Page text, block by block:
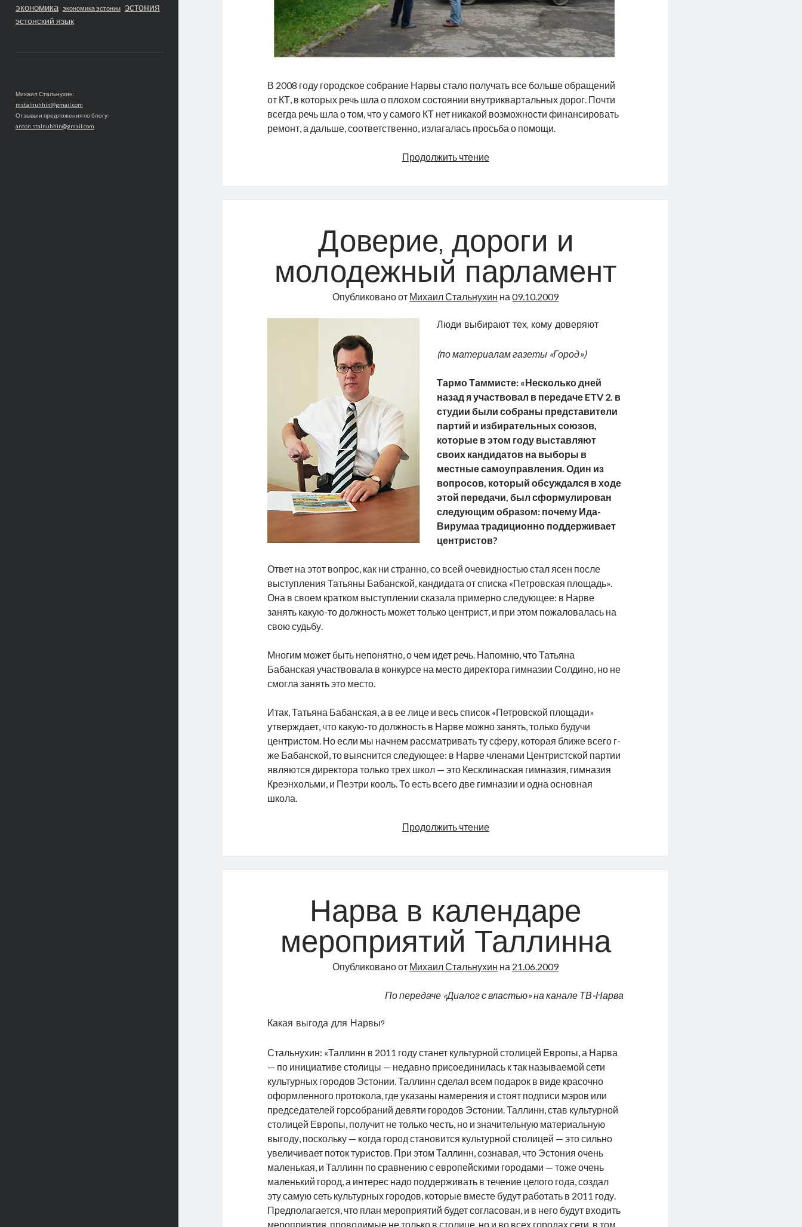
экономика экономика эстонии эстония
эстонский язык
Михаил Стальнухин:
mstalnuhhin@gmail.com
Отзывы и предложения по блогу:
anton.stalnuhhin@gmail.com
В 2008 году городское собрание Нарвы стало получать все больше обращений
от КТ, в которых речь шла о плохом состоянии внутриквартальных дорог. Почти
всегда речь шла о том, что у самого КТ нет никакой возможности финансировать
ремонт, а дальше, соответственно, излагалась просьба о помощи.
Продолжить чтениеЕще
Доверие, дороги и
молодежный парламент
Опубликовано от Михаил Стальнухин на09.10.2009
Люди выбирают тех, кому доверяют
(по материалам газеты «Город»)
Тармо Таммисте: «Несколько дней
назад я участвовал в передаче ETV 2. в
студии были собраны представители
партий и избирательных союзов,
которые в этом году выставляют
своих кандидатов на выборы в
местные самоуправления. Один из
вопросов, который обсуждался в ходе
этой передачи, был сформулирован
следующим образом: почему Ида-
Вирумаа традиционно поддерживает
центристов?
Ответ на этот вопрос, как ни странно, со всей очевидностью стал ясен после
выступления Татьяны Бабанской, кандидата от списка «Петровская площадь».
Она в своем кратком выступлении сказала примерно следующее: в Нарве
занять какую-то должность может только центрист, и при этом пожаловалась на
свою судьбу.
Многим может быть непонятно, о чем идет речь. Напомню, что Татьяна
Бабанская участвовала в конкурсе на место директора гимназии Солдино, но не
смогла занять это место.
Итак, Татьяна Бабанская, а в ее лице и весь список «Петровской площади»
утверждает, что какую-то должность в Нарве можно занять, только будучи
центристом. Но если мы начнем рассматривать ту сферу, которая ближе всего г-
же Бабанской, то выяснится следующее: в Нарве членами Центристской партии
являются директора только трех школ — это Кесклинаская гимназия, гимназия
Креэнхольми, и Пеэтри кооль. То есть всего две гимназии и одна основная
школа.
Продолжить чтениеДоверие,
Нарва в календаре
мероприятий Таллинна
Опубликовано от Михаил Стальнухин на 21.06.2009
По передаче «Диалог с властью» на канале ТВ-Нарва
Какая выгода для Нарвы?
Стальнухин: «Таллинн в 2011 году станет культурной столицей Европы, а Нарва
— по инициативе столицы — недавно присоединилась к так называемой сети
культурных городов Эстонии. Таллинн сделал всем подарок в виде красочно
оформленного протокола, где указаны намерения и стоят подписи мэров или
председателей горсобраний девяти городов Эстонии. Таллинн, став культурной
столицей Европы, получит не только честь, но и значительную материальную
выгоду, поскольку — когда город становится культурной столицей — это сильно
увеличивает поток туристов. При этом Таллинн, сознавая, что Эстония очень
маленькая, и Таллинн по сравнению с европейскими городами — тоже очень
маленький город, а интерес надо поддерживать в течение целого года, создал
эту самую сеть культурных городов, которые вместе будут работать в 2011 году.
Предполагается, что план мероприятий будет согласован, и в него будут входить
мероприятия, проводимые не только в столице, но и во всех городах сети, в том